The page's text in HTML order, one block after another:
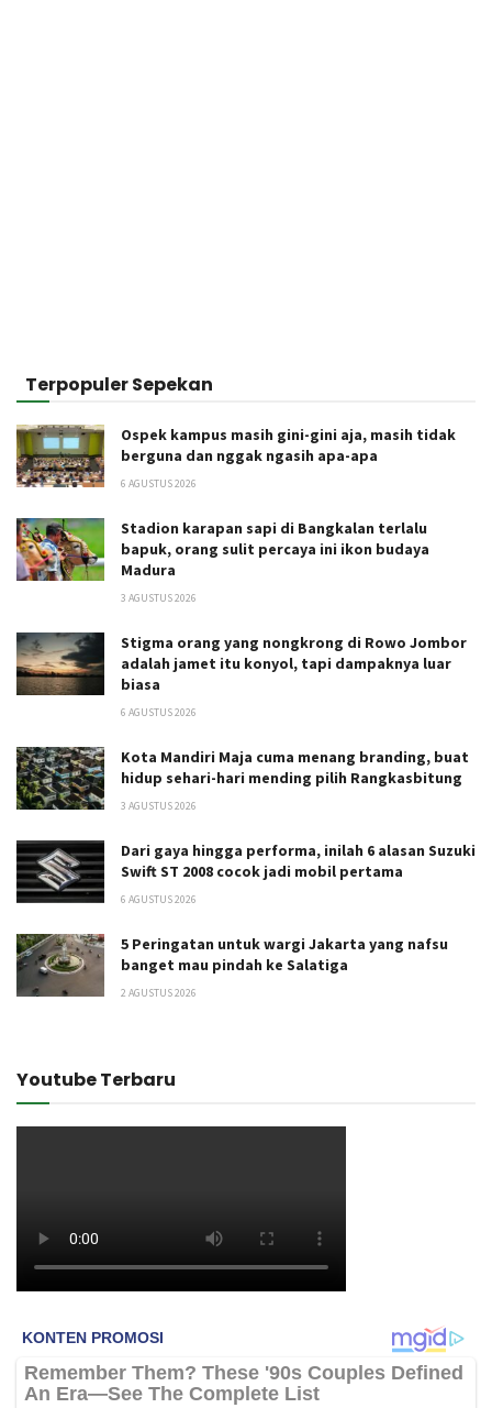
Terpopuler Sepekan
Ospek kampus masih gini-gini aja, masih tidak
berguna dan nggak ngasih apa-apa
6 AGUSTUS 2026
Stadion karapan sapi di Bangkalan terlalu
bapuk, orang sulit percaya ini ikon budaya
Madura
3 AGUSTUS 2026
Stigma orang yang nongkrong di Rowo Jombor
adalah jamet itu konyol, tapi dampaknya luar
biasa
6 AGUSTUS 2026
Kota Mandiri Maja cuma menang branding, buat
hidup sehari-hari mending pilih Rangkasbitung
3 AGUSTUS 2026
Dari gaya hingga performa, inilah 6 alasan Suzuki
Swift ST 2008 cocok jadi mobil pertama
6 AGUSTUS 2026
5 Peringatan untuk wargi Jakarta yang nafsu
banget mau pindah ke Salatiga
2 AGUSTUS 2026
Youtube Terbaru